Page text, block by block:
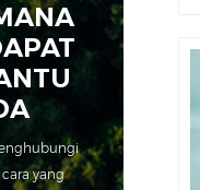
yang